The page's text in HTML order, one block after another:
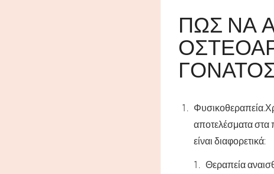
ΠΏΣ ΝΑ
Φυσικοθεραπεία.
αποτελέσματα στα
είναι διαφορετικά:
Θεραπεία